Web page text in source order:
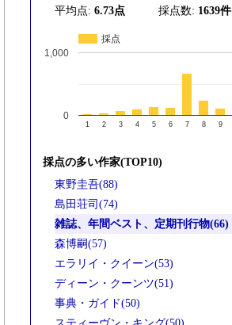
平均点: 6.73点 採点数: 1639件
採点
1 2 3 4 5 6 7 8 9
0
1,000
採点の多い作家(TOP10)
東野圭吾(88)
島田荘司(74)
雑誌、年間ベスト、定期刊行物(66)
森博嗣(57)
エラリイ・クイーン(53)
ディーン・クーンツ(51)
事典・ガイド(50)